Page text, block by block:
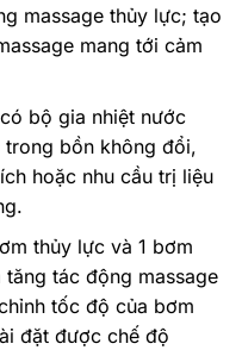
massage thủy lực; tạo
mang tới cảm
bộ gia nhiệt nước
bồn không đổi,
hoặc nhu cầu trị liệu
thủy lực và 1 bơm
tác động massage
tốc độ của bơm
đặt được chế độ